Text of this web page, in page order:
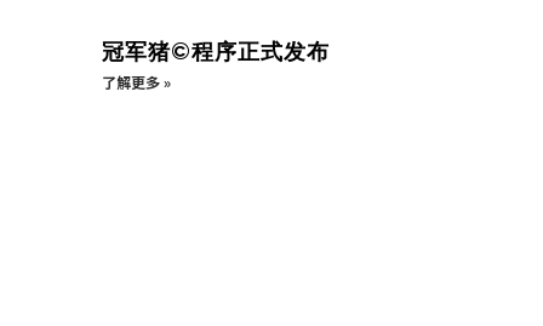
冠军猪©程序正式发布
了解更多 »